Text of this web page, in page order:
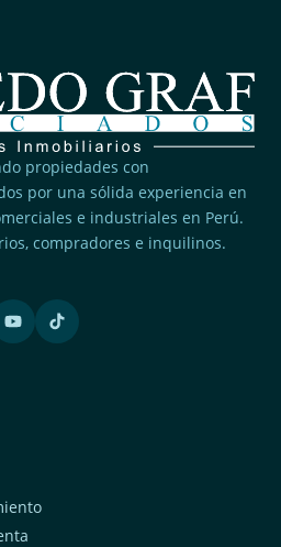
propiedades con
por una sólida experiencia en
e industriales en Perú.
compradores e inquilinos.